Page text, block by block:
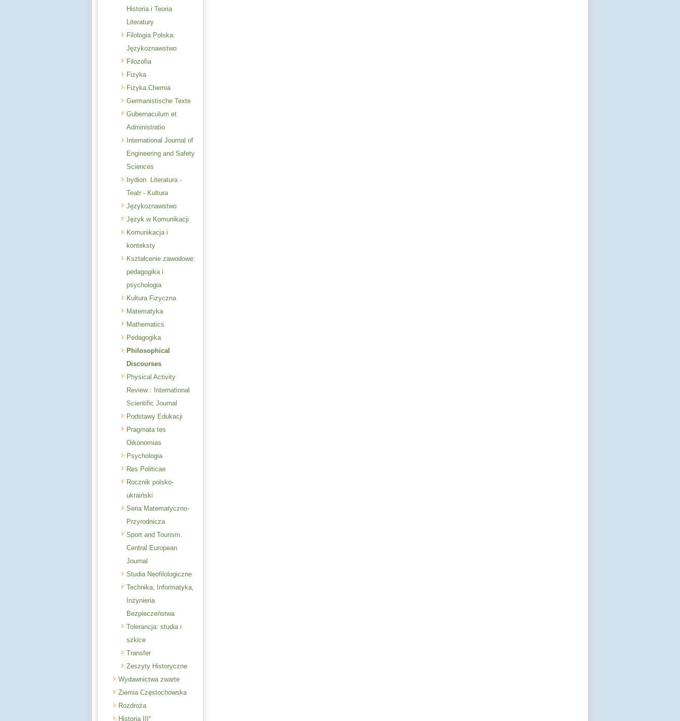
Historia i Teoria
Literatury
Filologia Polska:
Językoznawstwo
Filozofia
Fizyka
Fizyka.Chemia
Germanistische Texte
Gubernaculum et
Administratio
International Journal of
Engineering and Safety
Sciences
Irydion. Literatura -
Teatr - Kultura
Językoznawstwo
Język w Komunikacji
Komunikacja i
konteksty
Kształcenie zawodowe:
pedagogika i
psychologia
Kultura Fizyczna
Matematyka
Mathematics
Pedagogika
Philosophical
Discourses
Physical Activity
Review : International
Scientific Journal
Podstawy Edukacji
Pragmata tes
Oikonomias
Psychologia
Res Politicae
Rocznik polsko-
ukraiński
Seria Matematyczno-
Przyrodnicza
Sport and Tourism.
Central European
Journal
Studia Neofilologiczne
Technika, Informatyka,
Inżynieria
Bezpieczeństwa
Tolerancja: studia i
szkice
Transfer
Zeszyty Historyczne
Wydawnictwa zwarte
Ziemia Częstochowska
Rozdroża
Historia III°